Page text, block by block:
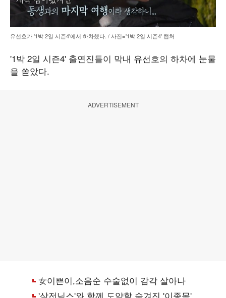
유선호가 '1박 2일 시즌4'에서 하차했다. / 사진='1박 2일 시즌4' 캡처
'1박 2일 시즌4' 출연진들이 막내 유선호의 하차에 눈물
을 쏟았다.
ADVERTISEMENT